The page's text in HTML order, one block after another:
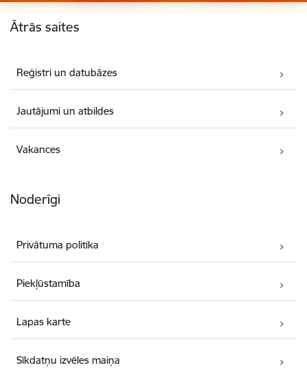
Kājene
Ātrās saites
Reģistri un datubāzes
Jautājumi un atbildes
Vakances
Noderīgi
Privātuma politika
Piekļūstamība
Lapas karte
Sīkdatņu izvēles maiņa